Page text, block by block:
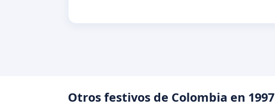
Otros festivos de Colombia en 1997